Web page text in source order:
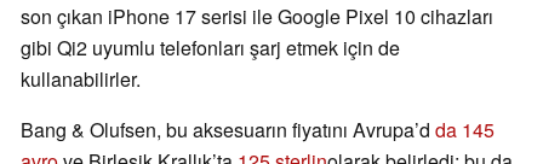
son çıkan iPhone 17 serisi ile Google Pixel 10 cihazları
gibi Qi2 uyumlu telefonları şarj etmek için de
kullanabilirler.
Bang & Olufsen, bu aksesuarın fiyatını Avrupa’d da 145